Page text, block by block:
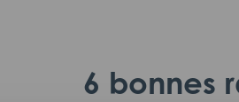
6 bonnes